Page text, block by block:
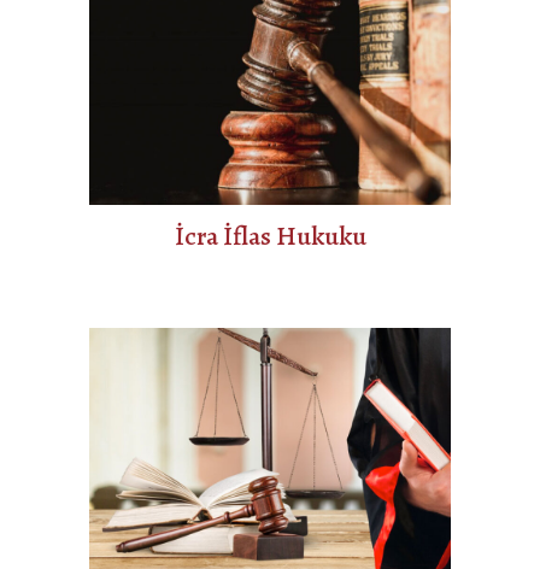
İcra İflas Hukuku